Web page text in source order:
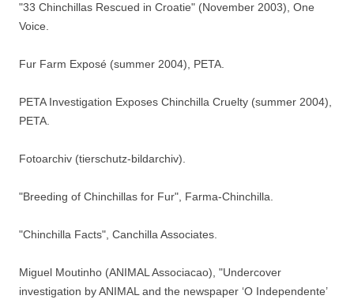
"33 Chinchillas Rescued in Croatie" (November 2003), One
Voice.
Fur Farm Exposé (summer 2004), PETA.
PETA Investigation Exposes Chinchilla Cruelty (summer 2004),
PETA.
Fotoarchiv (tierschutz-bildarchiv).
"Breeding of Chinchillas for Fur", Farma-Chinchilla.
"Chinchilla Facts", Canchilla Associates.
Miguel Moutinho (ANIMAL Associacao), "Undercover
investigation by ANIMAL and the newspaper ‘O Independente’